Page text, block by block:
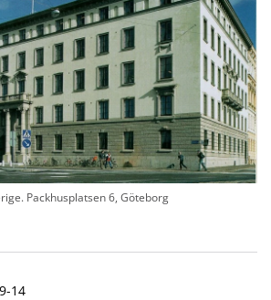
Packhusplatsen 6, Göteborg
14